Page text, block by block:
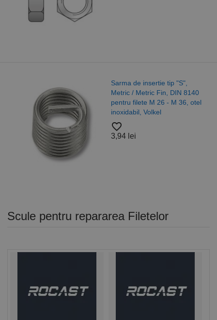
Sarma de insertie tip "S",
Metric / Metric Fin, DIN 8140
pentru filete M 26 - M 36, otel
inoxidabil, Volkel
favorite_border
3,94 lei
Scule pentru repararea Filetelor